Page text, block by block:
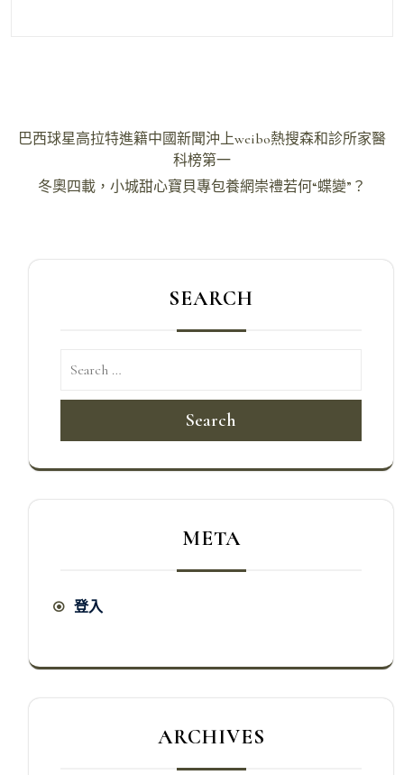
文
巴西球星高拉特進籍中國新聞沖上weibo熱搜森和診所家醫
科榜第一
冬奧四載，小城甜心寶貝專包養網崇禮若何“蝶變”？
SEARCH
Search
META
登入
ARCHIVES